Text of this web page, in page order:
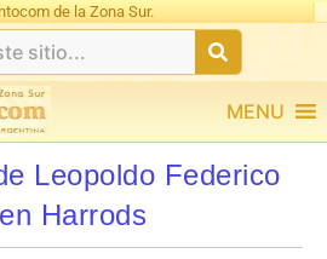
de la Zona Sur.
MENU
Leopoldo Federico
Harrods